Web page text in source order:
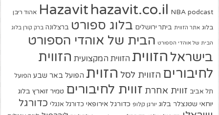
Hazavit hazavit.co.il NBA podcast אהוד ריבן
בלוג אתר הזווית ביתר ירושלים בלוג ספורט ברצלונה ברק קורן בלוג
הבית של אוהדי הספורט הבית של אוהדי הספורט
בישראל הזווית הזווית המקצועית הזווית
לחיבורים הזווית לסל הזוית הפועל באר שבע הפועל
תל אביב זווית אחרת זווית לחיבורים טמיר זוארץ בלוג
יוחאי שטנצלר בלוג יורגן קלופ כדורגל אירופאי כדורגל אנגלי כדורגל